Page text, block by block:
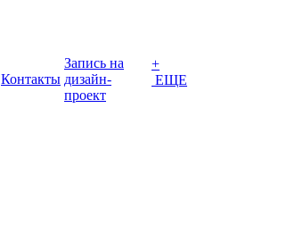
Контакты
Запись на
дизайн-
проект
+
ЕЩЕ